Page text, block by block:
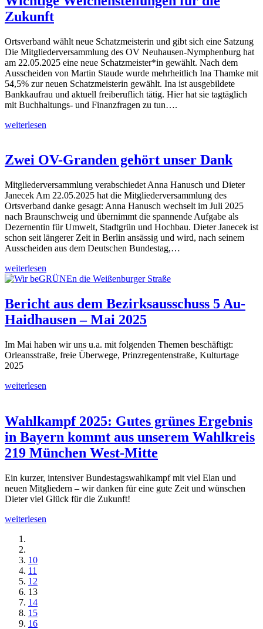
Zukunft
Ortsverband wählt neue Schatzmeisterin und gibt sich eine Satzung
Die Mitgliederversammlung des OV Neuhausen-Nymphenburg hat
am 22.05.2025 eine neue Schatzmeister*in gewählt. Nach dem
Ausscheiden von Martin Staude wurde mehrheitlich Ina Thamke mit
54,5% zur neuen Schatzmeisterin gewählt. Ina ist ausgebildete
Bankkaufrau und aktuell freiberuflich tätig. Hier hat sie tagtäglich
mit Buchhaltungs- und Finanzfragen zu tun….
weiterlesen
Zwei OV-Granden gehört unser Dank
Mitgliederversammlung verabschiedet Anna Hanusch und Dieter
Janecek Am 22.05.2025 hat die Mitgliederversammlung des
Ortsverband danke gesagt: Anna Hanusch wechselt im Juli 2025
nach Braunschweig und übernimmt die spannende Aufgabe als
Dezernentin für Umwelt, Stadtgrün und Hochbau. Dieter Janecek ist
schon seit längerer Zeit in Berlin ansässig und wird, nach seinem
Ausscheiden aus dem Deutschen Bundestag,…
weiterlesen
Bericht aus dem Bezirksausschuss 5 Au-
Haidhausen – Mai 2025
Im Mai haben wir uns u.a. mit folgenden Themen beschäftigt:
Orleansstraße, freie Überwege, Prinzregentenstraße, Kulturtage
2025
weiterlesen
Wahlkampf 2025: Gutes grünes Ergebnis
in Bayern kommt aus unserem Wahlkreis
219 München West-Mitte
Ein kurzer, intensiver Bundestagswahlkampf mit viel Elan und
neuen Mitgliedern – wir danken für eine gute Zeit und wünschen
Dieter viel Glück für die Zukunft!
weiterlesen
10
11
12
13
14
15
16